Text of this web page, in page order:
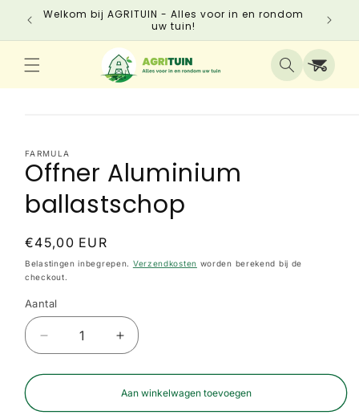
naar deWelkom bij AGRITUIN - Alles voor in en rondom
uw tuin!
Winkelwagen
in
modaal
FARMULA
Offner Aluminium
ballastschop
Normale
prijs
€45,00 EUR
Belastingen inbegrepen. Verzendkosten worden berekend bij de
checkout.
Aantal
Aantal
verlagen
voor
Aluminium
Aantal
verhogen
voor
Offner
Aluminium
Aan winkelwagen toevoegen